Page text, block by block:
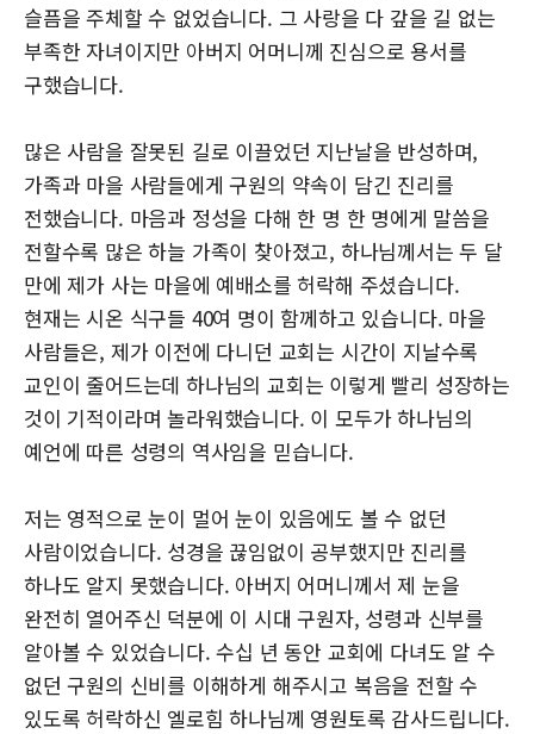
슬픔을 주체할 수 없었습니다. 그 사랑을 다 갚을 길 없는
부족한 자녀이지만 아버지 어머니께 진심으로 용서를
구했습니다.
많은 사람을 잘못된 길로 이끌었던 지난날을 반성하며,
가족과 마을 사람들에게 구원의 약속이 담긴 진리를
전했습니다. 마음과 정성을 다해 한 명 한 명에게 말씀을
전할수록 많은 하늘 가족이 찾아졌고, 하나님께서는 두 달
만에 제가 사는 마을에 예배소를 허락해 주셨습니다.
현재는 시온 식구들 40여 명이 함께하고 있습니다. 마을
사람들은, 제가 이전에 다니던 교회는 시간이 지날수록
교인이 줄어드는데 하나님의 교회는 이렇게 빨리 성장하는
것이 기적이라며 놀라워했습니다. 이 모두가 하나님의
예언에 따른 성령의 역사임을 믿습니다.
저는 영적으로 눈이 멀어 눈이 있음에도 볼 수 없던
사람이었습니다. 성경을 끊임없이 공부했지만 진리를
하나도 알지 못했습니다. 아버지 어머니께서 제 눈을
완전히 열어주신 덕분에 이 시대 구원자, 성령과 신부를
알아볼 수 있었습니다. 수십 년 동안 교회에 다녀도 알 수
없던 구원의 신비를 이해하게 해주시고 복음을 전할 수
있도록 허락하신 엘로힘 하나님께 영원토록 감사드립니다.